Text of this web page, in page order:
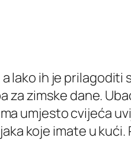
lako ih je
za zimske dane.
umjesto cvijeća
koje imate u